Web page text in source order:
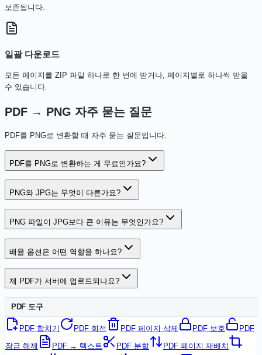
보존됩니다.
일괄 다운로드
모든 페이지를 ZIP 파일 하나로 한 번에 받거나, 페이지별로 하나씩 받을
수 있습니다.
PDF → PNG 자주 묻는 질문
PDF를 PNG로 변환할 때 자주 묻는 질문입니다.
PDF를 PNG로 변환하는 게 무료인가요?
PNG와 JPG는 무엇이 다른가요?
PNG 파일이 JPG보다 큰 이유는 무엇인가요?
배율 옵션은 어떤 역할을 하나요?
제 PDF가 서버에 업로드되나요?
PDF 도구
PDF 합치기 PDF 회전 PDF 페이지 삭제 PDF 보호
PDF
잠금 해제
PDF → 텍스트 PDF 분할
PDF 페이지 재배치